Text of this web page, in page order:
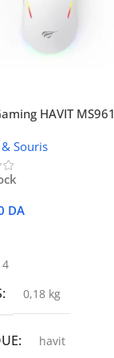
HAVIT MS961
Souris
DA
0,18 kg
havit